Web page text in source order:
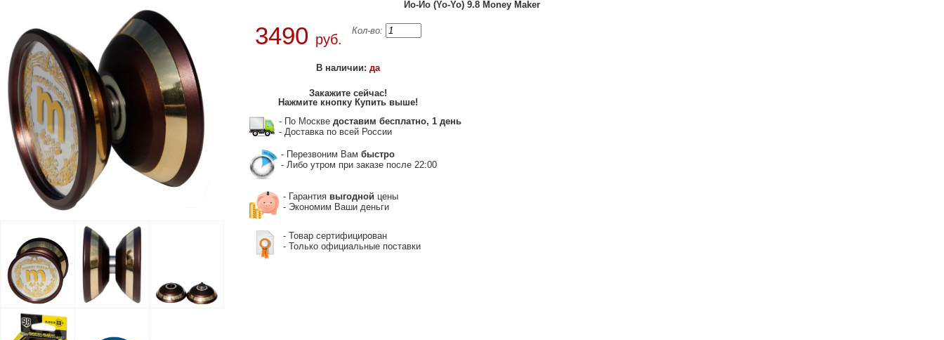
Йо-Йо (Yo-Yo) 9.8 Money Maker
3490 руб.
Кол-во:
В наличии: да
Закажите сейчас!
Нажмите кнопку Купить выше!
- По Москве доставим бесплатно, 1 день
- Доставка по всей России
- Перезвоним Вам быстро
- Либо утром при заказе после 22:00
- Гарантия выгодной цены
- Экономим Ваши деньги
- Товар сертифицирован
- Только официальные поставки